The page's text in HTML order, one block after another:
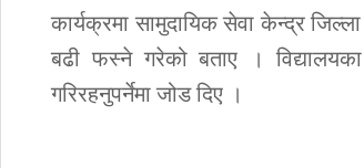
कार्यक्रमा सामुदायिक सेवा केन्द्र
बढी फस्ने गरेको बताए ।
गरिरहनुपर्नेमा जोड दिए ।